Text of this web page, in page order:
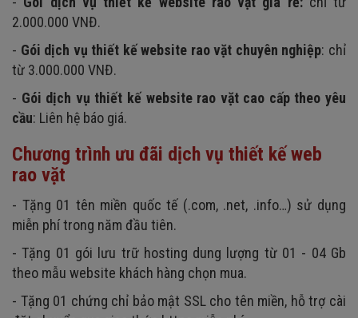
2.000.000 VNĐ.
- Gói dịch vụ thiết kế website rao vặt chuyên nghiệp: chỉ
từ 3.000.000 VNĐ.
- Gói dịch vụ thiết kế website rao vặt cao cấp theo yêu
cầu: Liên hệ báo giá.
Chương trình ưu đãi dịch vụ thiết kế web
rao vặt
- Tặng 01 tên miền quốc tế (.com, .net, .info…) sử dụng
miễn phí trong năm đầu tiên.
- Tặng 01 gói lưu trữ hosting dung lượng từ 01 - 04 Gb
theo mẫu website khách hàng chọn mua.
- Tặng 01 chứng chỉ bảo mật SSL cho tên miền, hỗ trợ cài